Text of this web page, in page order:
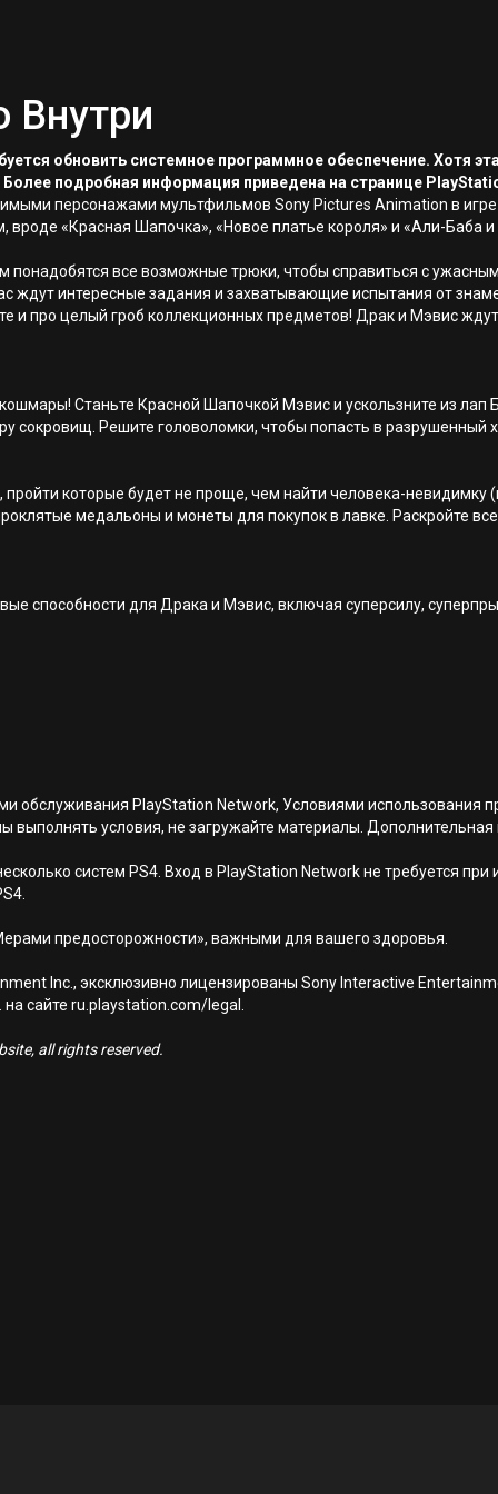
Внутри
обновить системное программное обеспечение. Хотя
подробная информация приведена на странице
персонажами мультфильмов Sony Pictures Animation в
вроде «Красная Шапочка», «Новое платье короля» и «Али-Баба
понадобятся все возможные трюки, чтобы справиться с
ждут интересные задания и захватывающие испытания от
и про целый гроб коллекционных предметов! Драк и Мэвис
Станьте Красной Шапочкой Мэвис и ускользните из
сокровищ. Решите головоломки, чтобы попасть в разрушенный
которые будет не проще, чем найти человека-невидимку
медальоны и монеты для покупок в лавке. Раскройте
способности для Драка и Мэвис, включая суперсилу,
обслуживания PlayStation Network, Условиями
выполнять условия, не загружайте материалы.
систем PS4. Вход в PlayStation Network не требуется
предосторожности», важными для вашего здоровья.
Inc., эксклюзивно лицензированы Sony Interactive
сайте ru.playstation.com/legal.
all rights reserved.